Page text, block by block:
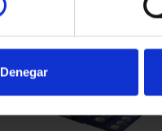
Denegar